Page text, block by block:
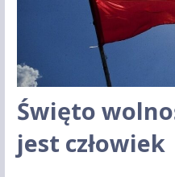
Święto
jest człowiek